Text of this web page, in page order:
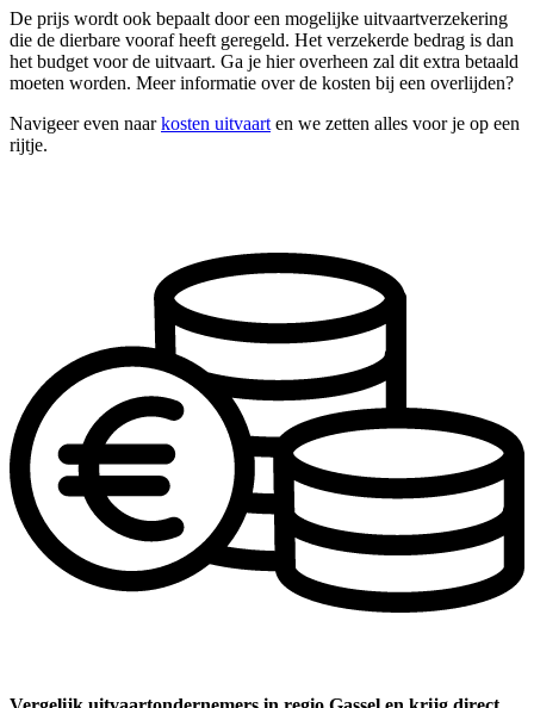
De prijs wordt ook bepaalt door een mogelijke uitvaartverzekering
die de dierbare vooraf heeft geregeld. Het verzekerde bedrag is dan
het budget voor de uitvaart. Ga je hier overheen zal dit extra betaald
moeten worden. Meer informatie over de kosten bij een overlijden?
Navigeer even naarkosten uitvaart en we zetten alles voor je op een
rijtje.